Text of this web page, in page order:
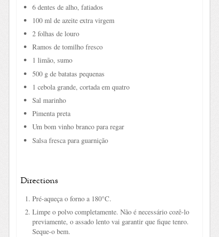
6 dentes de alho, fatiados
100 ml de azeite extra virgem
2 folhas de louro
Ramos de tomilho fresco
1 limão, sumo
500 g de batatas pequenas
1 cebola grande, cortada em quatro
Sal marinho
Pimenta preta
Um bom vinho branco para regar
Salsa fresca para guarnição
Directions
Pré-aqueça o forno a 180°C.
Limpe o polvo completamente. Não é necessário cozê-lo
previamente, o assado lento vai garantir que fique tenro.
Seque-o bem.